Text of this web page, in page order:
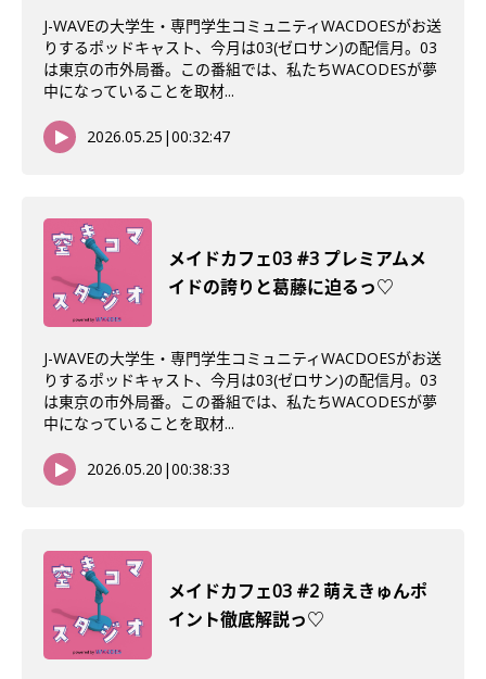
J-WAVEの大学生・専門学生コミュニティWACDOESがお送
りするポッドキャスト、今月は03(ゼロサン)の配信月。03
は東京の市外局番。この番組では、私たちWACODESが夢
中になっていることを取材...
2026.05.25 |00:32:47
メイドカフェ03 #3 プレミアムメ
イドの誇りと葛藤に迫るっ♡
J-WAVEの大学生・専門学生コミュニティWACDOESがお送
りするポッドキャスト、今月は03(ゼロサン)の配信月。03
は東京の市外局番。この番組では、私たちWACODESが夢
中になっていることを取材...
2026.05.20 |00:38:33
メイドカフェ03 #2 萌えきゅんポ
イント徹底解説っ♡